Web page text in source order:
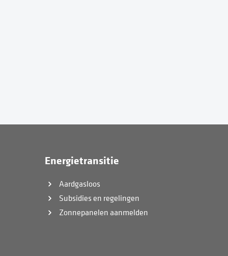
Energietransitie
Aardgasloos
Subsidies en regelingen
Zonnepanelen aanmelden